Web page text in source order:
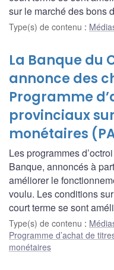
sur le marché des bons
Type(s) de contenu :
La Banque du
annonce des
Programme
provinciaux
monétaires
Les programmes
Banque, annoncés à
améliorer le
voulu. Les conditions
court terme se sont
Type(s) de contenu :
Programme d’achat de
monétaires